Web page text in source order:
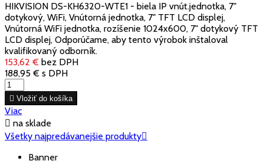
HIKVISION DS-KH6320-WTE1 - biela IP vnút.jednotka, 7"
dotykový, WiFi, Vnútorná jednotka, 7" TFT LCD displej,
Vnútorná WiFi jednotka, rozíšenie 1024x600, 7" dotykový TFT
LCD displej, Odporúčame, aby tento výrobok inštaloval
kvalifikovaný odborník.
153,62 € bez DPH
188,95 € s DPH
 Vložiť do košíka
Viac
 na sklade
Všetky najpredávanejšie produkty
Banner